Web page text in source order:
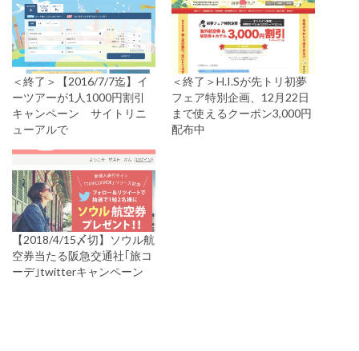
＜終了＞【2016/7/7迄】イ
ーツアーが1人1000円割引
キャンペーン サイトリニ
ューアルで
＜終了＞H.I.Sが先トリ初夢
フェア特別企画、12月22日
まで使えるクーポン3,000円
配布中
【2018/4/15〆切】ソウル航
空券当たる阪急交通社｢旅コ
ーデ｣twitterキャンペーン